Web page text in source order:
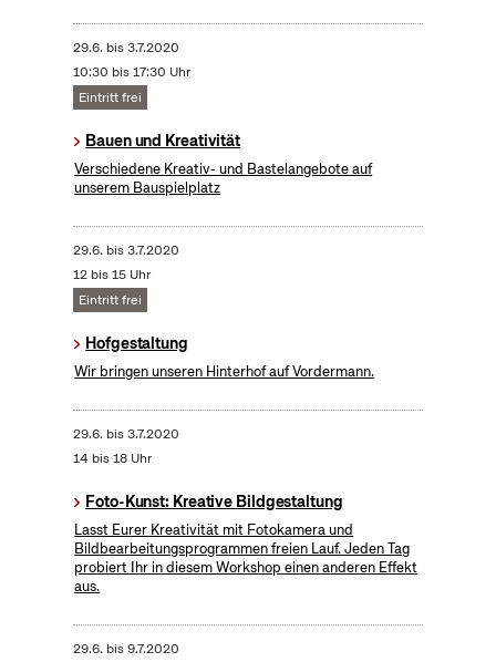
29.6. bis3.7.2020
10:30 bis 17:30 Uhr
Eintritt frei
Bauen und Kreativität
Verschiedene Kreativ- und Bastelangebote auf
unserem Bauspielplatz
29.6. bis3.7.2020
12 bis 15 Uhr
Eintritt frei
Hofgestaltung
Wir bringen unseren Hinterhof auf Vordermann.
29.6. bis3.7.2020
14 bis 18 Uhr
Foto-Kunst: Kreative Bildgestaltung
Lasst Eurer Kreativität mit Fotokamera und
Bildbearbeitungsprogrammen freien Lauf. Jeden Tag
probiert Ihr in diesem Workshop einen anderen Effekt
aus.
29.6. bis9.7.2020